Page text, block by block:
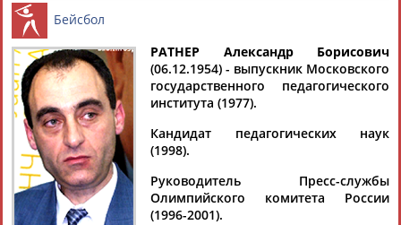
Найдено: 13181персон Расширенный поиск
Аслаудин
АБАЕВ
Елена
АБАИМОВА
АБАКУМОВА
АБАЛАКИНА
Бейсбол
РАТНЕР Александр Борисович
(06.12.1954) - выпускник Московского
государственного педагогического
института (1977).
Кандидат педагогических наук
(1998).
Руководитель Пресс-службы
Олимпийского комитета России
(1996-2001).